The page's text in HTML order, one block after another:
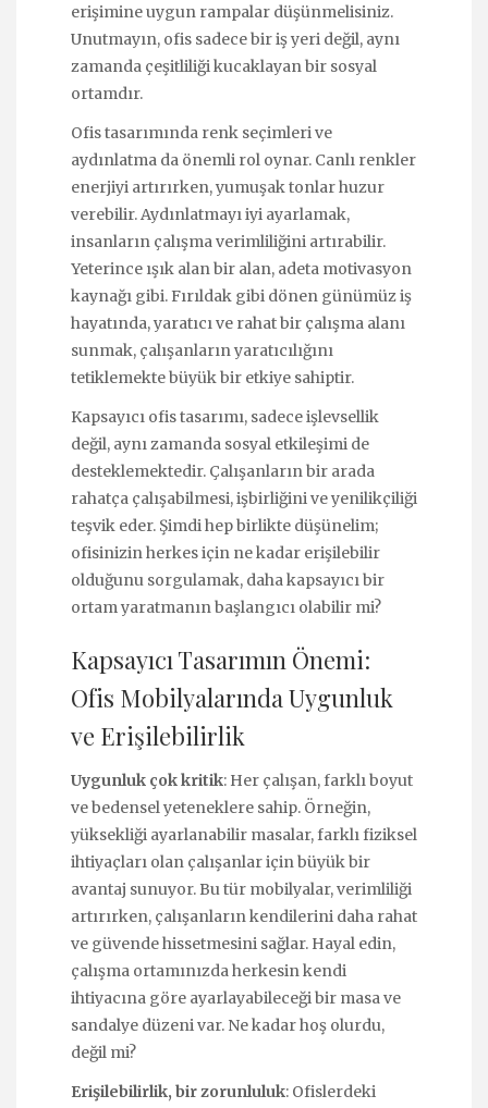
erişimine uygun rampalar düşünmelisiniz.
Unutmayın, ofis sadece bir iş yeri değil, aynı
zamanda çeşitliliği kucaklayan bir sosyal
ortamdır.
Ofis tasarımında renk seçimleri ve
aydınlatma da önemli rol oynar. Canlı renkler
enerjiyi artırırken, yumuşak tonlar huzur
verebilir. Aydınlatmayı iyi ayarlamak,
insanların çalışma verimliliğini artırabilir.
Yeterince ışık alan bir alan, adeta motivasyon
kaynağı gibi. Fırıldak gibi dönen günümüz iş
hayatında, yaratıcı ve rahat bir çalışma alanı
sunmak, çalışanların yaratıcılığını
tetiklemekte büyük bir etkiye sahiptir.
Kapsayıcı ofis tasarımı, sadece işlevsellik
değil, aynı zamanda sosyal etkileşimi de
desteklemektedir. Çalışanların bir arada
rahatça çalışabilmesi, işbirliğini ve yenilikçiliği
teşvik eder. Şimdi hep birlikte düşünelim;
ofisinizin herkes için ne kadar erişilebilir
olduğunu sorgulamak, daha kapsayıcı bir
ortam yaratmanın başlangıcı olabilir mi?
Kapsayıcı Tasarımın Önemi:
Ofis Mobilyalarında Uygunluk
ve Erişilebilirlik
Uygunluk çok kritik: Her çalışan, farklı boyut
ve bedensel yeteneklere sahip. Örneğin,
yüksekliği ayarlanabilir masalar, farklı fiziksel
ihtiyaçları olan çalışanlar için büyük bir
avantaj sunuyor. Bu tür mobilyalar, verimliliği
artırırken, çalışanların kendilerini daha rahat
ve güvende hissetmesini sağlar. Hayal edin,
çalışma ortamınızda herkesin kendi
ihtiyacına göre ayarlayabileceği bir masa ve
sandalye düzeni var. Ne kadar hoş olurdu,
değil mi?
Erişilebilirlik, bir zorunluluk: Ofislerdeki